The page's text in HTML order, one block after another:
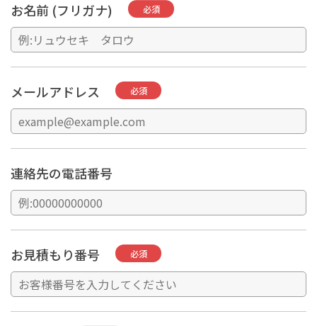
お名前 (フリガナ) 必須
メールアドレス 必須
連絡先の電話番号
お見積もり番号 必須